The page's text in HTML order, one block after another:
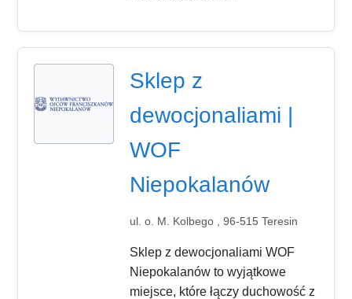
Sklep z
dewocjonaliami |
WOF
Niepokalanów
ul. o. M. Kolbego , 96-515 Teresin
Sklep z dewocjonaliami WOF
Niepokalanów to wyjątkowe
miejsce, które łączy duchowość z